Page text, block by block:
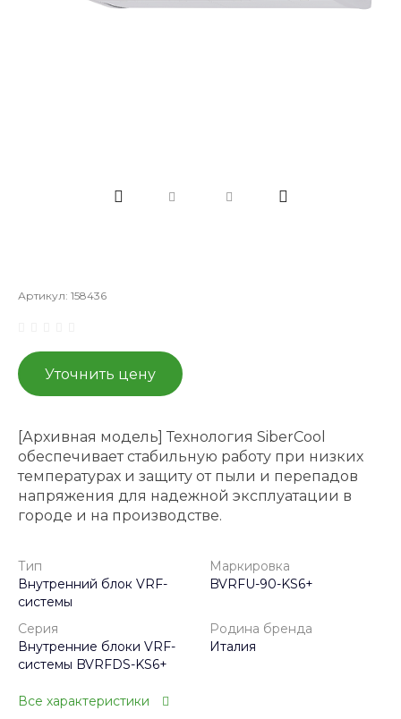
Артикул: 158436
Уточнить цену
[Архивная модель] Технология SiberCool
обеспечивает стабильную работу при низких
температурах и защиту от пыли и перепадов
напряжения для надежной эксплуатации в
городе и на производстве.
Тип
Внутренний блок VRF-
системы
Маркировка
BVRFU-90-KS6+
Серия
Внутренние блоки VRF-
системы BVRFDS-KS6+
Родина бренда
Италия
Все характеристики